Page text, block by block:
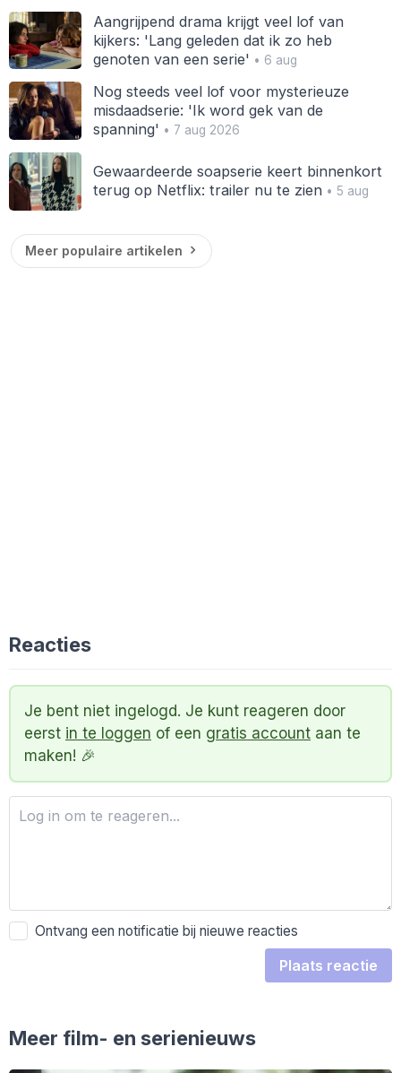
Aangrijpend drama krijgt veel lof van
kijkers: 'Lang geleden dat ik zo heb
genoten van een serie' • 6 aug
Nog steeds veel lof voor mysterieuze
misdaadserie: 'Ik word gek van de
spanning' • 7 aug 2026
Gewaardeerde soapserie keert binnenkort
terug op Netflix: trailer nu te zien• 5 aug
Meer populaire artikelen
Reacties
Je bent niet ingelogd. Je kunt reageren door
eerst in te loggen of een gratis account aan te
maken! 🎉
Ontvang een notificatie bij nieuwe reacties
Plaats reactie
Meer film- en serienieuws